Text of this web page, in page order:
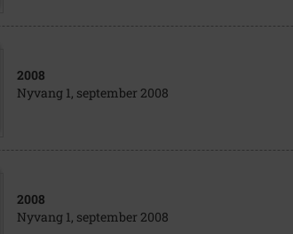
2008
Nyvang 1, september 2008
2008
Nyvang 1, september 2008